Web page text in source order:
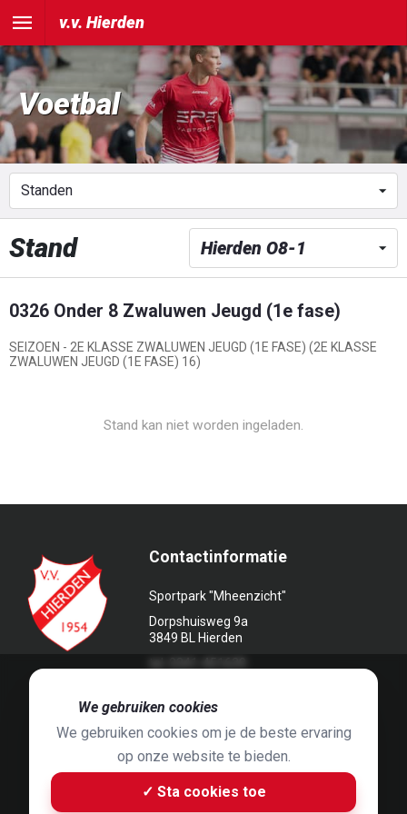
v.v. Hierden
Voetbal
Stand
0326 Onder 8 Zwaluwen Jeugd (1e fase)
SEIZOEN - 2E KLASSE ZWALUWEN JEUGD (1E FASE) (2E KLASSE
ZWALUWEN JEUGD (1E FASE) 16)
Stand kan niet worden ingeladen.
Contactinformatie
Sportpark "Mheenzicht"
Dorpshuisweg 9a
3849 BL Hierden
Jaap Hop & ontwerpen door
We gebruiken cookies
We gebruiken cookies om je de beste ervaring
op onze website te bieden.
✓ Sta cookies toe